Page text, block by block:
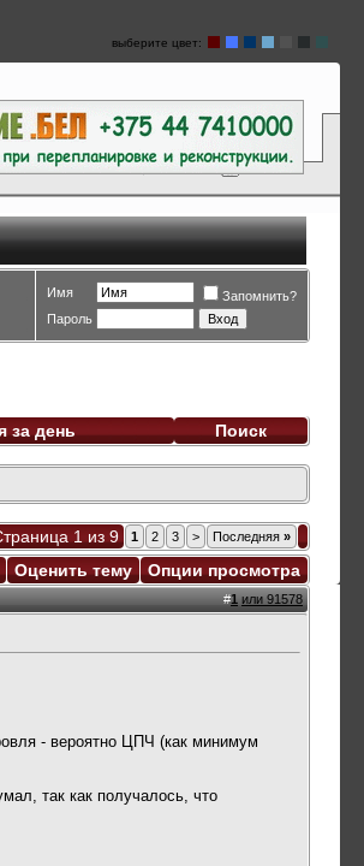
выберите цвет:
Имя
Запомнить?
Пароль
за день Поиск
1 из 9 1 2 3 > Последняя »
Оценить тему Опции просмотра
#1 или 91578
- вероятно ЦПЧ (как минимум
так как получалось, что